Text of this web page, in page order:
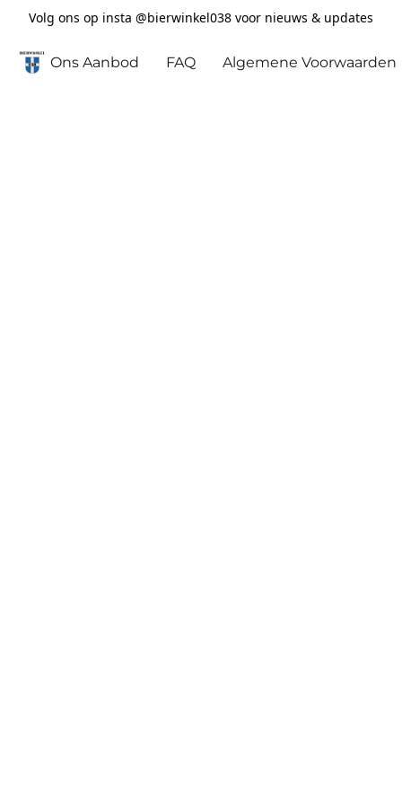
Volg ons op insta @bierwinkel038 voor nieuws & updates
Ons Aanbod FAQ Algemene Voorwaarden